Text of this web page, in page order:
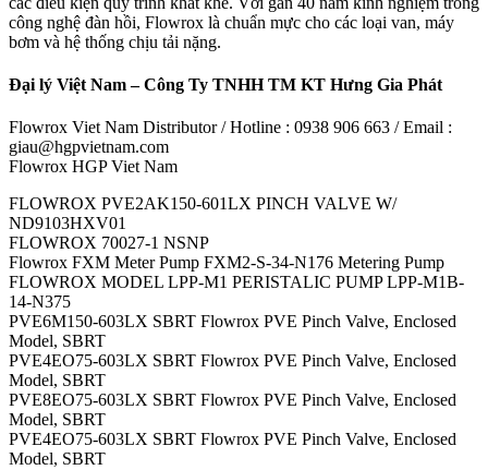
công nghệ đàn hồi, Flowrox là chuẩn mực cho các loại van, máy
bơm và hệ thống chịu tải nặng.
Đại lý Việt Nam – Công Ty TNHH TM KT Hưng Gia Phát
Flowrox Viet Nam Distributor / Hotline : 0938 906 663 / Email :
giau@hgpvietnam.com
Flowrox HGP Viet Nam
FLOWROX PVE2AK150-601LX PINCH VALVE W/
ND9103HXV01
FLOWROX 70027-1 NSNP
Flowrox FXM Meter Pump FXM2-S-34-N176 Metering Pump
FLOWROX MODEL LPP-M1 PERISTALIC PUMP LPP-M1B-
14-N375
PVE6M150-603LX SBRT Flowrox PVE Pinch Valve, Enclosed
Model, SBRT
PVE4EO75-603LX SBRT Flowrox PVE Pinch Valve, Enclosed
Model, SBRT
PVE8EO75-603LX SBRT Flowrox PVE Pinch Valve, Enclosed
Model, SBRT
PVE4EO75-603LX SBRT Flowrox PVE Pinch Valve, Enclosed
Model, SBRT